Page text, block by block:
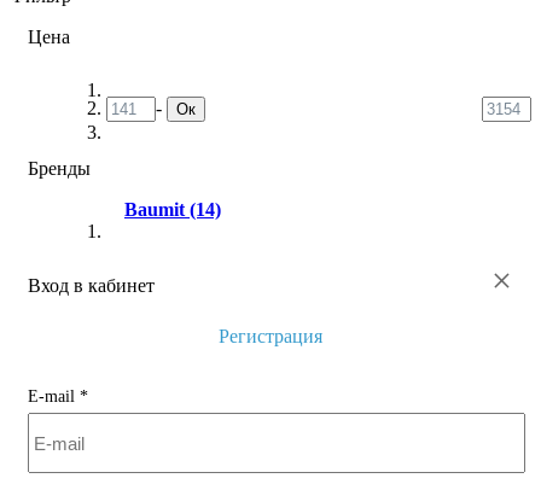
Цена
- Ок
Бренды
Baumit (14)
×
Вход в кабинет
Регистрация
E-mail *